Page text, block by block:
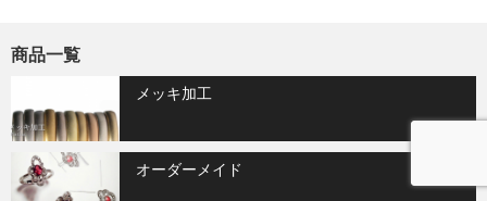
商品一覧
メッキ加工
オーダーメイド